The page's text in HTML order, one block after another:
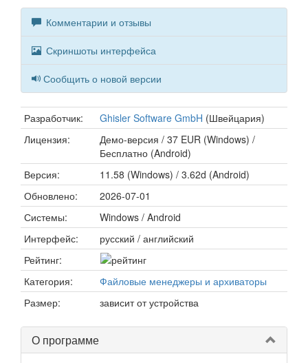
Комментарии и отзывы
Скриншоты интерфейса
Сообщить о новой версии
Разработчик: Ghisler Software GmbH (Швейцария)
Лицензия:
Демо-версия / 37 EUR (Windows) /
Бесплатно (Android)
Версия:
11.58 (Windows) / 3.62d (Android)
Обновлено:
2026-07-01
Системы:
Windows / Android
Интерфейс:
русский / английский
Рейтинг:
Категория:
Файловые менеджеры и архиваторы
Размер:
зависит от устройства
О программе